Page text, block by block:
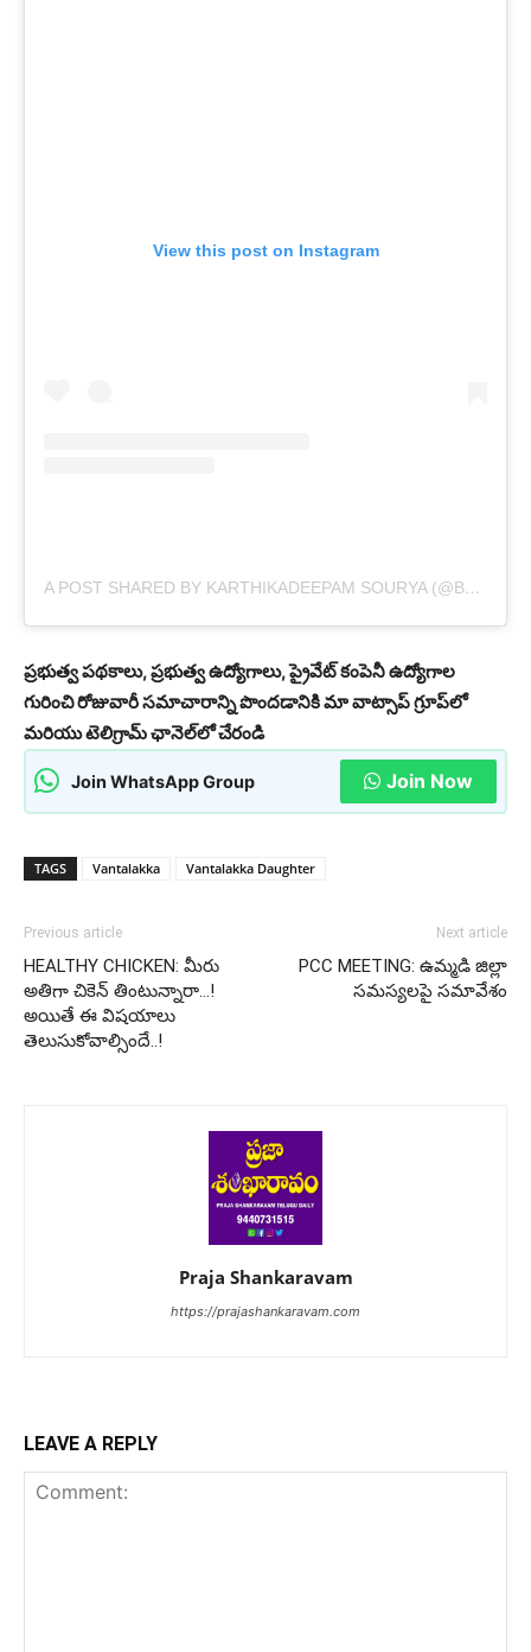
View this post on Instagram
A POST SHARED BY KARTHIKADEEPAM SOURYA (@BABY_KRITHIKA)
ప్రభుత్వ పథకాలు, ప్రభుత్వ ఉద్యోగాలు, ప్రైవేట్ కంపెనీ ఉద్యోగాల
గురించి రోజువారీ సమాచారాన్ని పొందడానికి మా వాట్సాప్ గ్రూప్‌లో
మరియు టెలిగ్రామ్ ఛానెల్‌లో చేరండి
Join WhatsApp Group Join Now
TAGS Vantalakka Vantalakka Daughter
Previous article
HEALTHY CHICKEN: మీరు
అతిగా చికెన్ తింటున్నారా…!
అయితే ఈ విషయాలు
తెలుసుకోవాల్సిందే..!
Next article
PCC MEETING: ఉమ్మడి జిల్లా
సమస్యలపై సమావేశం
Praja Shankaravam
https://prajashankaravam.com
LEAVE A REPLY